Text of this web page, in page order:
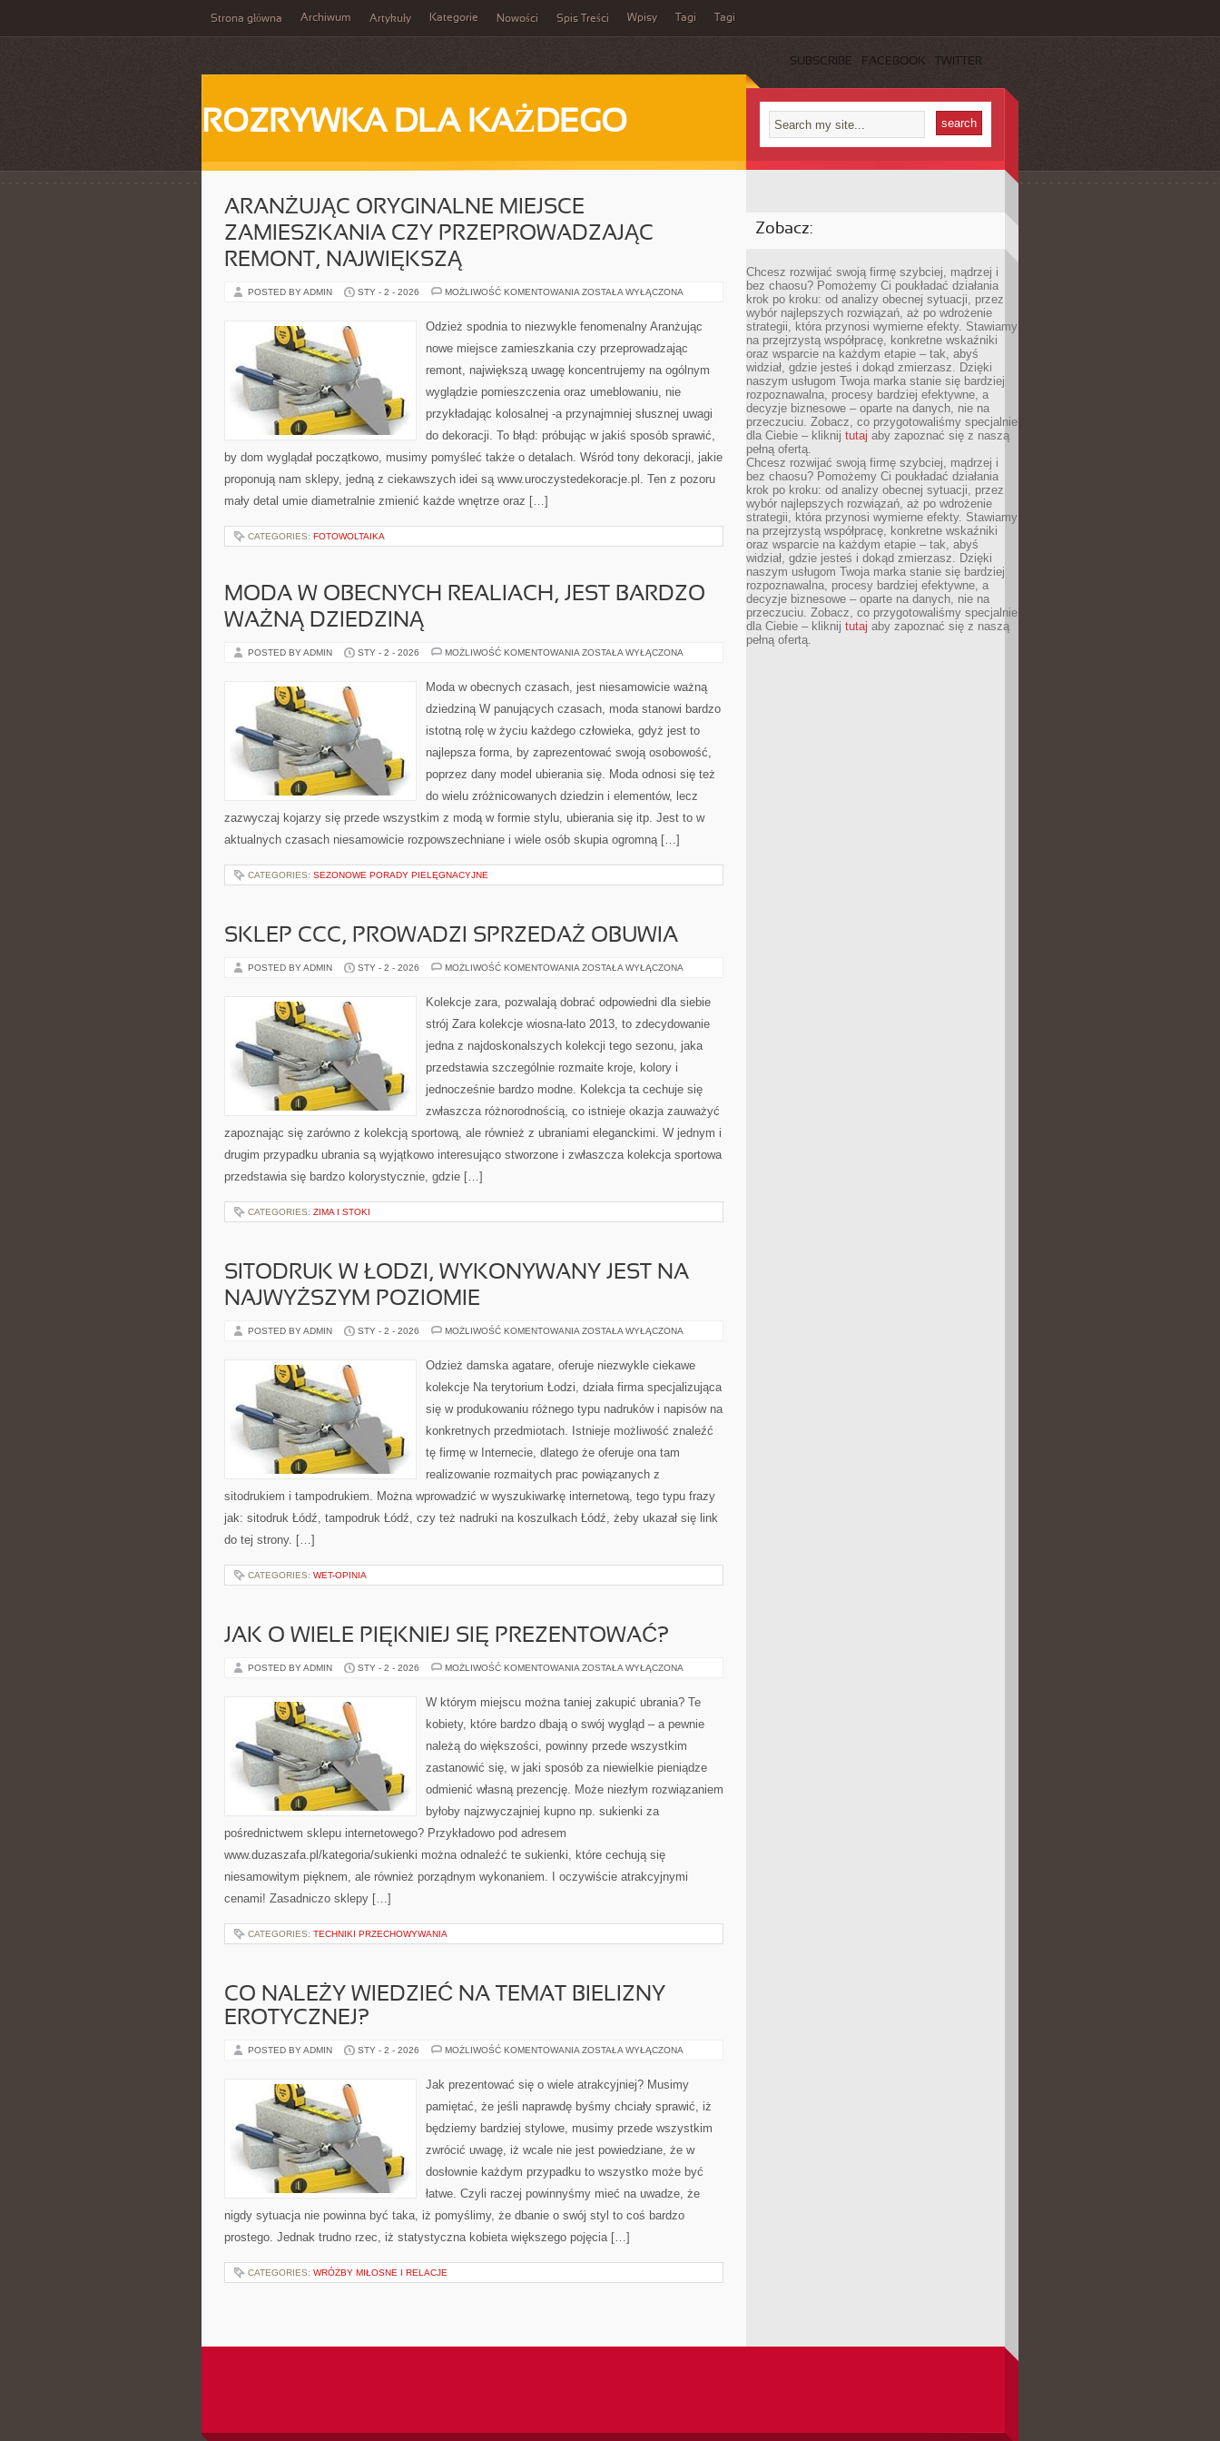
Strona główna Archiwum Artykuły Kategorie Nowości Spis Treści Wpisy Tagi Tagi
SUBSCRIBE FACEBOOK TWITTER
ROZRYWKA DLA KAŻDEGO
ARANŻUJĄC ORYGINALNE MIEJSCE
ZAMIESZKANIA CZY PRZEPROWADZAJĄC
REMONT, NAJWIĘKSZĄ
POSTED BY ADMIN STY - 2 - 2026 MOŻLIWOŚĆ KOMENTOWANIA ARANŻUJĄC
ZAMIESZKANIA
CZY
REMONT,
ZOSTAŁA WYŁĄCZONA
Odzież spodnia to niezwykle fenomenalny Aranżując
nowe miejsce zamieszkania czy przeprowadzając
remont, największą uwagę koncentrujemy na ogólnym
wyglądzie pomieszczenia oraz umeblowaniu, nie
przykładając kolosalnej -a przynajmniej słusznej uwagi
do dekoracji. To błąd: próbując w jakiś sposób sprawić,
by dom wyglądał początkowo, musimy pomyśleć także o detalach. Wśród tony dekoracji, jakie
proponują nam sklepy, jedną z ciekawszych idei są www.uroczystedekoracje.pl. Ten z pozoru
mały detal umie diametralnie zmienić każde wnętrze oraz […]
CATEGORIES: FOTOWOLTAIKA
MODA W OBECNYCH REALIACH, JEST BARDZO
WAŻNĄ DZIEDZINĄ
POSTED BY ADMIN STY - 2 - 2026 MOŻLIWOŚĆ KOMENTOWANIA MODA
REALIACH,
JEST
WAŻNĄ
ZOSTAŁA WYŁĄCZONA
Moda w obecnych czasach, jest niesamowicie ważną
dziedziną W panujących czasach, moda stanowi bardzo
istotną rolę w życiu każdego człowieka, gdyż jest to
najlepsza forma, by zaprezentować swoją osobowość,
poprzez dany model ubierania się. Moda odnosi się też
do wielu zróżnicowanych dziedzin i elementów, lecz
zazwyczaj kojarzy się przede wszystkim z modą w formie stylu, ubierania się itp. Jest to w
aktualnych czasach niesamowicie rozpowszechniane i wiele osób skupia ogromną […]
CATEGORIES: SEZONOWE PORADY PIELĘGNACYJNE
SKLEP CCC, PROWADZI SPRZEDAŻ OBUWIA
POSTED BY ADMIN STY - 2 - 2026 MOŻLIWOŚĆ KOMENTOWANIA SKLEP
SPRZEDAŻ
OBUWIA
ZOSTAŁA WYŁĄCZONA
Kolekcje zara, pozwalają dobrać odpowiedni dla siebie
strój Zara kolekcje wiosna-lato 2013, to zdecydowanie
jedna z najdoskonalszych kolekcji tego sezonu, jaka
przedstawia szczególnie rozmaite kroje, kolory i
jednocześnie bardzo modne. Kolekcja ta cechuje się
zwłaszcza różnorodnością, co istnieje okazja zauważyć
zapoznając się zarówno z kolekcją sportową, ale również z ubraniami eleganckimi. W jednym i
drugim przypadku ubrania są wyjątkowo interesująco stworzone i zwłaszcza kolekcja sportowa
przedstawia się bardzo kolorystycznie, gdzie […]
CATEGORIES: ZIMA I STOKI
SITODRUK W ŁODZI, WYKONYWANY JEST NA
NAJWYŻSZYM POZIOMIE
POSTED BY ADMIN STY - 2 - 2026 MOŻLIWOŚĆ KOMENTOWANIA SITODRUK
WYKONYWANY
JEST
NAJWYŻSZYM
ZOSTAŁA WYŁĄCZONA
Odzież damska agatare, oferuje niezwykle ciekawe
kolekcje Na terytorium Łodzi, działa firma specjalizująca
się w produkowaniu różnego typu nadruków i napisów na
konkretnych przedmiotach. Istnieje możliwość znaleźć
tę firmę w Internecie, dlatego że oferuje ona tam
realizowanie rozmaitych prac powiązanych z
sitodrukiem i tampodrukiem. Można wprowadzić w wyszukiwarkę internetową, tego typu frazy
jak: sitodruk Łódź, tampodruk Łódź, czy też nadruki na koszulkach Łódź, żeby ukazał się link
do tej strony. […]
CATEGORIES: WET-OPINIA
JAK O WIELE PIĘKNIEJ SIĘ PREZENTOWAĆ?
POSTED BY ADMIN STY - 2 - 2026 MOŻLIWOŚĆ KOMENTOWANIA JAK
PIĘKNIEJ
SIĘ
ZOSTAŁA WYŁĄCZONA
W którym miejscu można taniej zakupić ubrania? Te
kobiety, które bardzo dbają o swój wygląd – a pewnie
należą do większości, powinny przede wszystkim
zastanowić się, w jaki sposób za niewielkie pieniądze
odmienić własną prezencję. Może niezłym rozwiązaniem
byłoby najzwyczajniej kupno np. sukienki za
pośrednictwem sklepu internetowego? Przykładowo pod adresem
www.duzaszafa.pl/kategoria/sukienki można odnaleźć te sukienki, które cechują się
niesamowitym pięknem, ale również porządnym wykonaniem. I oczywiście atrakcyjnymi
cenami! Zasadniczo sklepy […]
CATEGORIES: TECHNIKI PRZECHOWYWANIA
CO NALEŻY WIEDZIEĆ NA TEMAT BIELIZNY
EROTYCZNEJ?
POSTED BY ADMIN STY - 2 - 2026 MOŻLIWOŚĆ KOMENTOWANIA CO
NA
TEMAT
EROTYCZNEJ?
ZOSTAŁA WYŁĄCZONA
Jak prezentować się o wiele atrakcyjniej? Musimy
pamiętać, że jeśli naprawdę byśmy chciały sprawić, iż
będziemy bardziej stylowe, musimy przede wszystkim
zwrócić uwagę, iż wcale nie jest powiedziane, że w
dosłownie każdym przypadku to wszystko może być
łatwe. Czyli raczej powinnyśmy mieć na uwadze, że
nigdy sytuacja nie powinna być taka, iż pomyślimy, że dbanie o swój styl to coś bardzo
prostego. Jednak trudno rzec, iż statystyczna kobieta większego pojęcia […]
CATEGORIES: WRÓŻBY MIŁOSNE I RELACJE
Zobacz:
Chcesz rozwijać swoją firmę szybciej, mądrzej i
bez chaosu? Pomożemy Ci poukładać działania
krok po kroku: od analizy obecnej sytuacji, przez
wybór najlepszych rozwiązań, aż po wdrożenie
strategii, która przynosi wymierne efekty. Stawiamy
na przejrzystą współpracę, konkretne wskaźniki
oraz wsparcie na każdym etapie – tak, abyś
widział, gdzie jesteś i dokąd zmierzasz. Dzięki
naszym usługom Twoja marka stanie się bardziej
rozpoznawalna, procesy bardziej efektywne, a
decyzje biznesowe – oparte na danych, nie na
przeczuciu. Zobacz, co przygotowaliśmy specjalnie
dla Ciebie – kliknij tutaj aby zapoznać się z naszą
pełną ofertą.
Chcesz rozwijać swoją firmę szybciej, mądrzej i
bez chaosu? Pomożemy Ci poukładać działania
krok po kroku: od analizy obecnej sytuacji, przez
wybór najlepszych rozwiązań, aż po wdrożenie
strategii, która przynosi wymierne efekty. Stawiamy
na przejrzystą współpracę, konkretne wskaźniki
oraz wsparcie na każdym etapie – tak, abyś
widział, gdzie jesteś i dokąd zmierzasz. Dzięki
naszym usługom Twoja marka stanie się bardziej
rozpoznawalna, procesy bardziej efektywne, a
decyzje biznesowe – oparte na danych, nie na
przeczuciu. Zobacz, co przygotowaliśmy specjalnie
dla Ciebie – kliknij tutaj aby zapoznać się z naszą
pełną ofertą.